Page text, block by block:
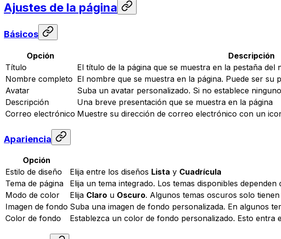
Ajustes de la página
Básicos
Opción
Descripción
Título
El título de la página que se muestra en la pestaña del
Nombre completo El nombre que se muestra en la página. Puede ser
Avatar
Suba un avatar personalizado. Si no establece
Descripción
Una breve presentación que se muestra en la página
Correo electrónico Muestre su dirección de correo electrónico con un
Apariencia
Opción
Estilo de diseño
Elija entre los diseños Lista y Cuadrícula
Tema de página
Elija un tema integrado. Los temas disponibles dependen
Modo de color
Elija Claro u Oscuro. Algunos temas oscuros solo
Imagen de fondo Suba una imagen de fondo personalizada. En algunos
Color de fondo
Establezca un color de fondo personalizado. Esto